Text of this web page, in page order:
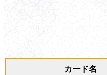
カード名